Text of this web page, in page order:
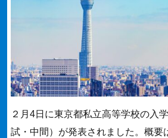
２月4日に東京都私立高等学校の入
試・中間）が発表されました。概要